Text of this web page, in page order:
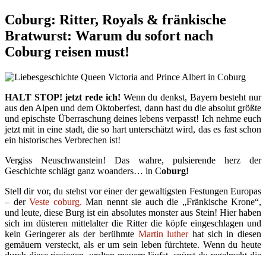
Coburg: Ritter, Royals & fränkische
Bratwurst: Warum du sofort nach
Coburg reisen must!
HALT STOP! jetzt rede ich! Wenn du denkst, Bayern besteht nur
aus den Alpen und dem Oktoberfest, dann hast du die absolut größte
und epischste Überraschung deines lebens verpasst! Ich nehme euch
jetzt mit in eine stadt, die so hart unterschätzt wird, das es fast schon
ein historisches Verbrechen ist!
Vergiss Neuschwanstein! Das wahre, pulsierende herz der
Geschichte schlägt ganz woanders… in Coburg!
Stell dir vor, du stehst vor einer der gewaltigsten Festungen Europas
– der Veste coburg. Man nennt sie auch die „Fränkische Krone“,
und leute, diese Burg ist ein absolutes monster aus Stein! Hier haben
sich im düsteren mittelalter die Ritter die köpfe eingeschlagen und
kein Geringerer als der berühmte Martin lutherhat sich in diesen
gemäuern versteckt, als er um sein leben fürchtete. Wenn du heute